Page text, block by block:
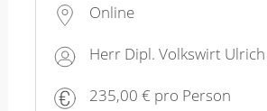
Online
Herr Dipl. Volkswirt
235,00 € pro Person